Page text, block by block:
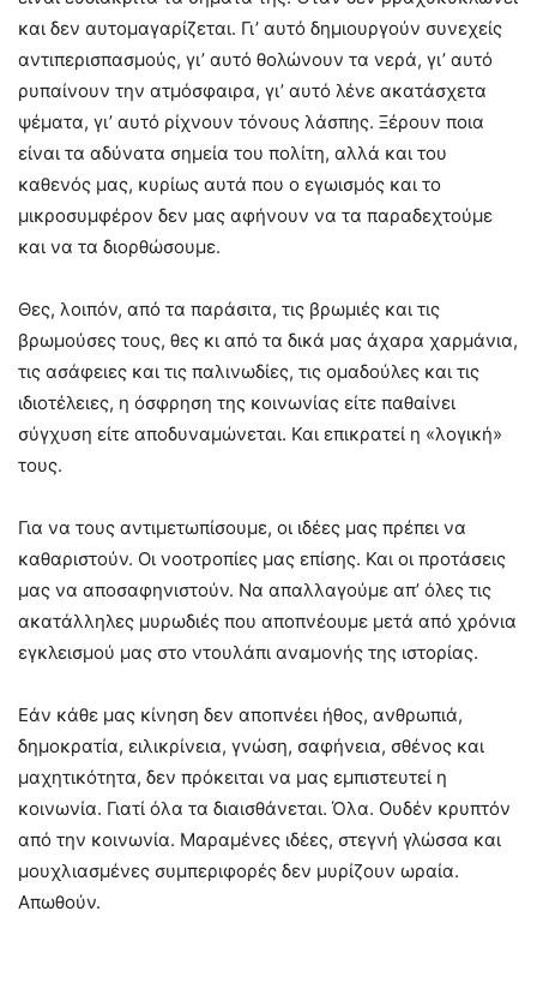
και δεν αυτομαγαρίζεται. Γι’ αυτό δημιουργούν συνεχείς
αντιπερισπασμούς, γι’ αυτό θολώνουν τα νερά, γι’ αυτό
ρυπαίνουν την ατμόσφαιρα, γι’ αυτό λένε ακατάσχετα
ψέματα, γι’ αυτό ρίχνουν τόνους λάσπης. Ξέρουν ποια
είναι τα αδύνατα σημεία του πολίτη, αλλά και του
καθενός μας, κυρίως αυτά που ο εγωισμός και το
μικροσυμφέρον δεν μας αφήνουν να τα παραδεχτούμε
και να τα διορθώσουμε.
Θες, λοιπόν, από τα παράσιτα, τις βρωμιές και τις
βρωμούσες τους, θες κι από τα δικά μας άχαρα χαρμάνια,
τις ασάφειες και τις παλινωδίες, τις ομαδούλες και τις
ιδιοτέλειες, η όσφρηση της κοινωνίας είτε παθαίνει
σύγχυση είτε αποδυναμώνεται. Και επικρατεί η «λογική»
τους.
Για να τους αντιμετωπίσουμε, οι ιδέες μας πρέπει να
καθαριστούν. Οι νοοτροπίες μας επίσης. Και οι προτάσεις
μας να αποσαφηνιστούν. Να απαλλαγούμε απ’ όλες τις
ακατάλληλες μυρωδιές που αποπνέουμε μετά από χρόνια
εγκλεισμού μας στο ντουλάπι αναμονής της ιστορίας.
Εάν κάθε μας κίνηση δεν αποπνέει ήθος, ανθρωπιά,
δημοκρατία, ειλικρίνεια, γνώση, σαφήνεια, σθένος και
μαχητικότητα, δεν πρόκειται να μας εμπιστευτεί η
κοινωνία. Γιατί όλα τα διαισθάνεται. Όλα. Ουδέν κρυπτόν
από την κοινωνία. Μαραμένες ιδέες, στεγνή γλώσσα και
μουχλιασμένες συμπεριφορές δεν μυρίζουν ωραία.
Απωθούν.